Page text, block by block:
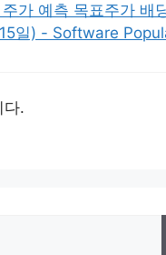
가 예측 목표주가 배
일) - Software
다.